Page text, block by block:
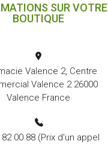
SUR VOTRE
BOUTIQUE
Valence 2, Centre
Valence 2 26000
Valence France
00 88(Prix d'un appel